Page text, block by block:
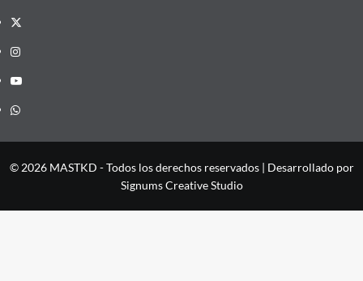
X
Instagram
YouTube
Whatsapp